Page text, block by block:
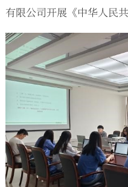
有限公司开展《中华人民